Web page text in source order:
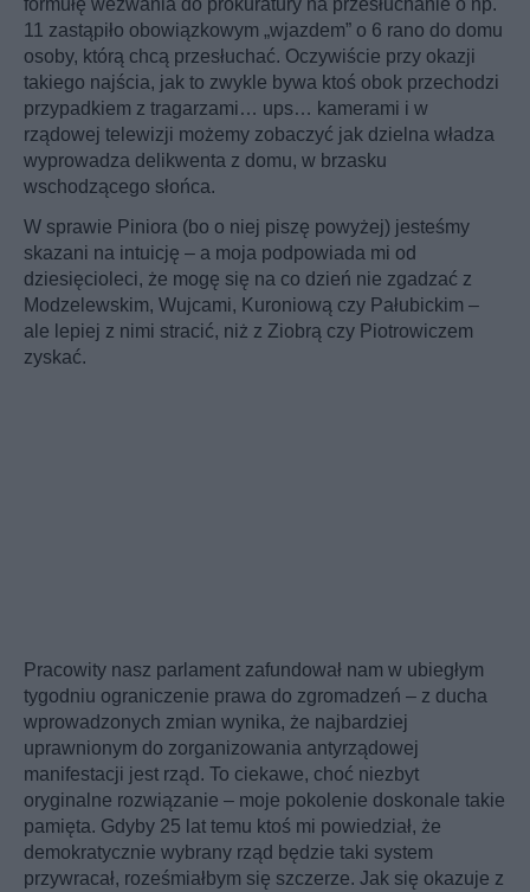
formułę wezwania do prokuratury na przesłuchanie o np.
11 zastąpiło obowiązkowym „wjazdem” o 6 rano do domu
osoby, którą chcą przesłuchać. Oczywiście przy okazji
takiego najścia, jak to zwykle bywa ktoś obok przechodzi
przypadkiem z tragarzami… ups… kamerami i w
rządowej telewizji możemy zobaczyć jak dzielna władza
wyprowadza delikwenta z domu, w brzasku
wschodzącego słońca.
W sprawie Piniora (bo o niej piszę powyżej) jesteśmy
skazani na intuicję – a moja podpowiada mi od
dziesięcioleci, że mogę się na co dzień nie zgadzać z
Modzelewskim, Wujcami, Kuroniową czy Pałubickim –
ale lepiej z nimi stracić, niż z Ziobrą czy Piotrowiczem
zyskać.
Pracowity nasz parlament zafundował nam w ubiegłym
tygodniu ograniczenie prawa do zgromadzeń – z ducha
wprowadzonych zmian wynika, że najbardziej
uprawnionym do zorganizowania antyrządowej
manifestacji jest rząd. To ciekawe, choć niezbyt
oryginalne rozwiązanie – moje pokolenie doskonale takie
pamięta. Gdyby 25 lat temu ktoś mi powiedział, że
demokratycznie wybrany rząd będzie taki system
przywracał, roześmiałbym się szczerze. Jak się okazuje z